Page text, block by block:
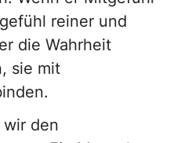
reiner und
die Wahrheit
sie mit
wir den